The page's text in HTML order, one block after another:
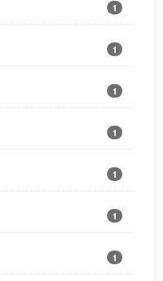
1
1
1
1
1
1
1